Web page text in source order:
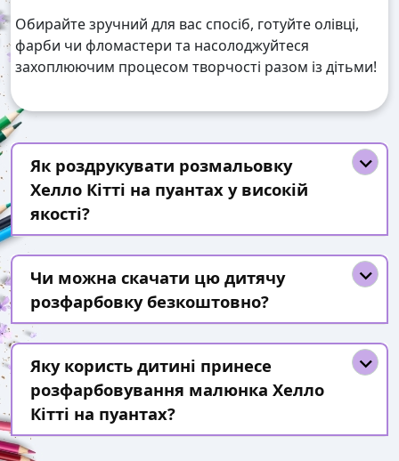
Обирайте зручний для вас спосіб, готуйте олівці,
фарби чи фломастери та насолоджуйтеся
захоплюючим процесом творчості разом із дітьми!
Як роздрукувати розмальовку
Хелло Кітті на пуантах у високій
якості?
Чи можна скачати цю дитячу
розфарбовку безкоштовно?
Яку користь дитині принесе
розфарбовування малюнка Хелло
Кітті на пуантах?